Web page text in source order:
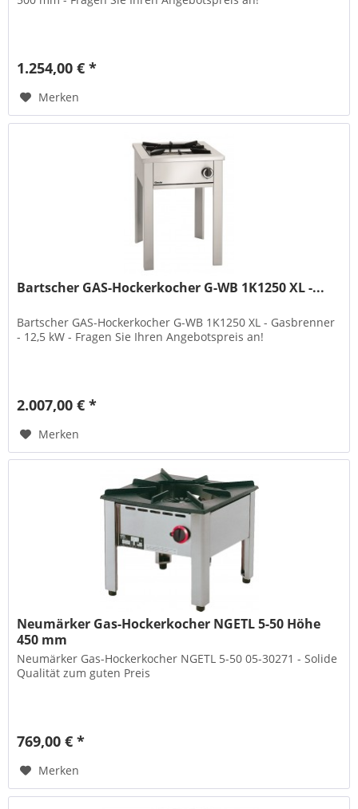
1.254,00 € *
Merken
Bartscher GAS-Hockerkocher G-WB 1K1250 XL -...
Bartscher GAS-Hockerkocher G-WB 1K1250 XL - Gasbrenner
- 12,5 kW - Fragen Sie Ihren Angebotspreis an!
2.007,00 € *
Merken
Neumärker Gas-Hockerkocher NGETL 5-50 Höhe
450 mm
Neumärker Gas-Hockerkocher NGETL 5-50 05-30271 - Solide
Qualität zum guten Preis
769,00 € *
Merken